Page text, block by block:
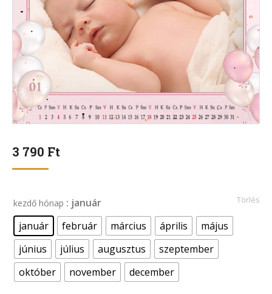
3 790 Ft
kezdő hónap : január
január
február március április
május
június
július augusztus
szeptember
október
november december
Törlés